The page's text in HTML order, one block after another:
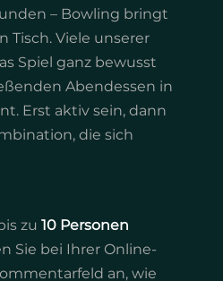
– Bowling bringt
Tisch. Viele unserer
Spiel ganz bewusst
Abendessen in
Erst aktiv sein, dann
die sich
zu 10 Personen
Sie bei Ihrer Online-
an, wie